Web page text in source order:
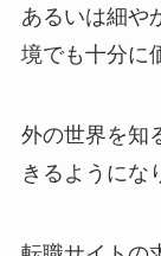
あるいは細や
境でも十分に
外の世界を知
きるようにな